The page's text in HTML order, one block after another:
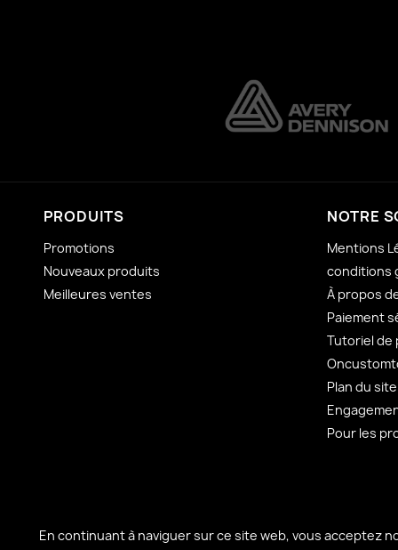
En continuant à naviguer sur ce site web, vous acceptez
PRODUITS
Promotions
Nouveaux produits
Meilleures ventes
NOTRE
Mentions
conditions
À propos
Paiement
Tutoriel de
Plan du site
Pour les
En continuant à naviguer sur ce site web, vous acceptez